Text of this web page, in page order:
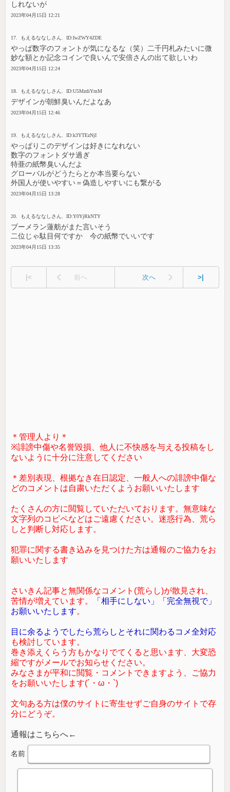
しれないが
2023年04月15日 12:21
17. もえるななしさん. ID:IwZWY4ZDE
やっぱ数字のフォントが気になるな（笑）二千円札みたいに微
妙な額とか記念コインで良いんで安倍さんの出て欲しいわ
2023年04月15日 12:24
18. もえるななしさん. ID:U5MzdiYmM
デザインが朝鮮臭いんだよなあ
2023年04月15日 12:46
19. もえるななしさん. ID:k3YTEzNjI
やっぱりこのデザインは好きになれない
数字のフォントダサ過ぎ
特亜の紙幣臭いんだよ
グローバルがどうたらとか本当要らない
外国人が使いやすい＝偽造しやすいにも繋がる
2023年04月15日 13:28
20. もえるななしさん. ID:Y0YjRkNTY
ブーメラン蓮舫がまた言いそう
二位じゃ駄目何ですか 今の紙幣でいいです
2023年04月15日 13:35
|< 前へ 次へ >|
＊管理人より＊
※誹謗中傷や名誉毀損、他人に不快感を与える投稿をし
ないように十分に注意してください
＊差別表現、根拠なき在日認定、一般人への誹謗中傷な
どのコメントは自粛いただくようお願いいたします
たくさんの方に閲覧していただいております。無意味な
文字列のコピペなどはご遠慮ください。迷惑行為、荒ら
しと判断し対応します。
犯罪に関する書き込みを見つけた方は通報のご協力をお
願いいたします
さいきん記事と無関係なコメント(荒らし)が散見され、
苦情が増えています。
「相手にしない」「完全無視で」
お願いいたします。
目に余るようでしたら荒らしとそれに関わるコメ全対応
も検討しています。
巻き添えくらう方もかなりでてくると思います、大変恐
縮ですがメールでお知らせください。
みなさまが平和に閲覧・コメントできますよう、ご協力
をお願いいたします(´・ω・`)
文句ある方は僕のサイトに寄生せずご自身のサイトで存
分にどうぞ。
通報はこちらへ←
名前